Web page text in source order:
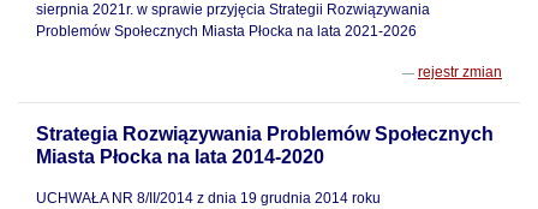
sierpnia 2021r. w sprawie przyjęcia Strategii Rozwiązywania
Problemów Społecznych Miasta Płocka na lata 2021-2026
rejestr zmian
Strategia Rozwiązywania Problemów Społecznych
Miasta Płocka na lata 2014-2020
UCHWAŁA NR 8/II/2014 z dnia 19 grudnia 2014 roku